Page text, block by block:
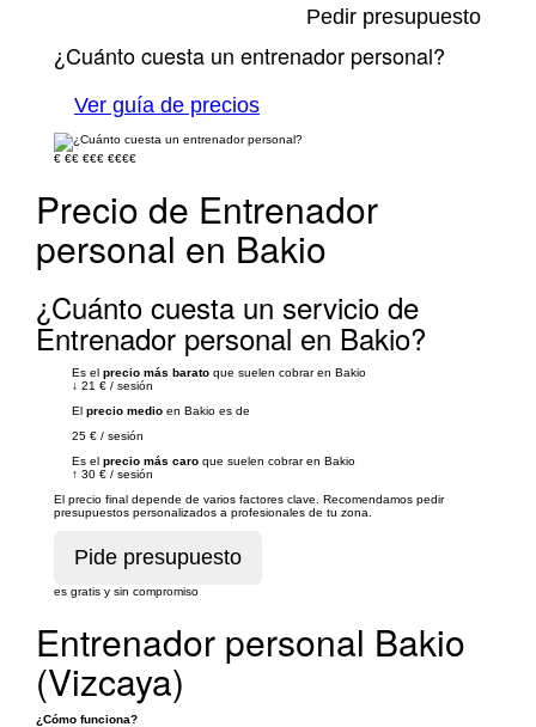
Pedir presupuesto
¿Cuánto cuesta un entrenador personal?
Ver guía de precios
€ €€ €€€ €€€€
Precio de Entrenador
personal en Bakio
¿Cuánto cuesta un servicio de
Entrenador personal en Bakio?
Es el precio más barato que suelen cobrar en Bakio
↓ 21 € / sesión
El precio medio en Bakio es de
25 € / sesión
Es el precio más caro que suelen cobrar en Bakio
↑ 30 € / sesión
El precio final depende de varios factores clave. Recomendamos pedir
presupuestos personalizados a profesionales de tu zona.
es gratis y sin compromiso
Entrenador personal Bakio
(Vizcaya)
¿Cómo funciona?